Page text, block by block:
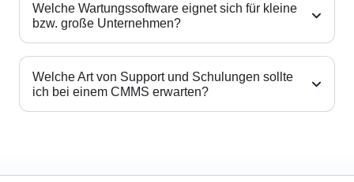
Welche Wartungssoftware eignet sich für kleine
bzw. große Unternehmen?
Welche Art von Support und Schulungen sollte
ich bei einem CMMS erwarten?